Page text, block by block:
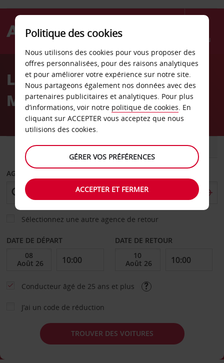
Menu
AvisLocation de voiture
Minden
VOITURE UTILITAIRE
AGENCE DE DÉPART
Sélectionnez une autre agence de retour
DATE DE DÉPART DATE DE RETOUR
Conducteur âgé de 25 ans et plus
J’ai un code de réduction
TROUVER DES VOITURES
Politique des cookies
Nous utilisons des cookies pour vous proposer des
offres personnalisées, pour des raisons analytiques
et pour améliorer votre expérience sur notre site.
Nous partageons également nos données avec des
partenaires publicitaires et analytiques. Pour plus
d’informations, voir notre politique de cookies. En
cliquant sur ACCEPTER vous acceptez que nous
utilisions des cookies.
GÉRER VOS PRÉFÉRENCES
ACCEPTER ET FERMER